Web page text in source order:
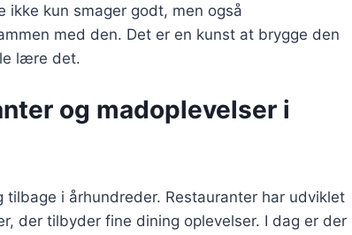
kun smager godt, men også
med den. Det er en kunst at brygge den
lære det.
og madoplevelser i
i århundreder. Restauranter har udviklet
der tilbyder fine dining oplevelser. I dag er der